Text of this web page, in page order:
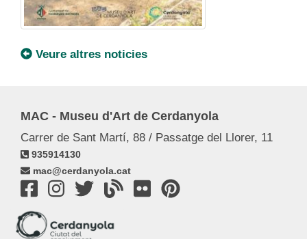
Veure altres noticies
MAC - Museu d'Art de Cerdanyola
Carrer de Sant Martí, 88 / Passatge del Llorer, 11
935914130
mac@cerdanyola.cat